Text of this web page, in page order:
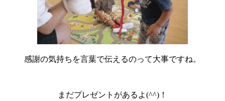
感謝の気持ちを言葉で伝えるのって大事ですね。
まだプレゼントがあるよ(^^)！